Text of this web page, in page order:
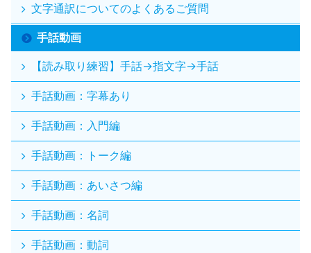
文字通訳についてのよくあるご質問
手話動画
【読み取り練習】手話→指文字→手話
手話動画：字幕あり
手話動画：入門編
手話動画：トーク編
手話動画：あいさつ編
手話動画：名詞
手話動画：動詞